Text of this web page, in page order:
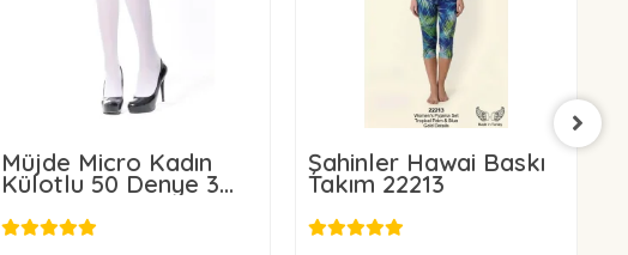
Müjde Micro Kadın
Külotlu 50 Denye 3
Şahinler Hawai Baskı
Takım 22213